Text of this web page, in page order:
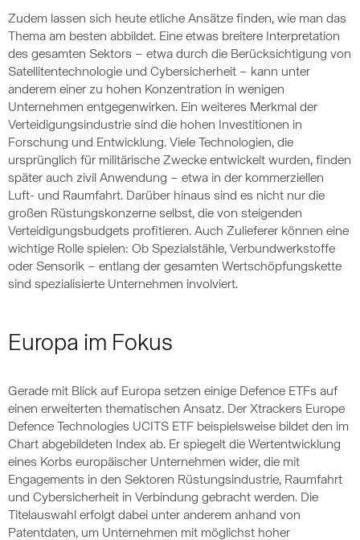
Zudem lassen sich heute etliche Ansätze finden, wie man das
Thema am besten abbildet. Eine etwas breitere Interpretation
des gesamten Sektors – etwa durch die Berücksichtigung von
Satellitentechnologie und Cybersicherheit – kann unter
anderem einer zu hohen Konzentration in wenigen
Unternehmen entgegenwirken. Ein weiteres Merkmal der
Verteidigungsindustrie sind die hohen Investitionen in
Forschung und Entwicklung. Viele Technologien, die
ursprünglich für militärische Zwecke entwickelt wurden, finden
später auch zivil Anwendung – etwa in der kommerziellen
Luft- und Raumfahrt. Darüber hinaus sind es nicht nur die
großen Rüstungskonzerne selbst, die von steigenden
Verteidigungsbudgets profitieren. Auch Zulieferer können eine
wichtige Rolle spielen: Ob Spezialstähle, Verbundwerkstoffe
oder Sensorik – entlang der gesamten Wertschöpfungskette
sind spezialisierte Unternehmen involviert.
Europa im Fokus
Gerade mit Blick auf Europa setzen einige Defence ETFs auf
einen erweiterten thematischen Ansatz. Der Xtrackers Europe
Defence Technologies UCITS ETF beispielsweise bildet den im
Chart abgebildeten Index ab. Er spiegelt die Wertentwicklung
eines Korbs europäischer Unternehmen wider, die mit
Engagements in den Sektoren Rüstungsindustrie, Raumfahrt
und Cybersicherheit in Verbindung gebracht werden. Die
Titelauswahl erfolgt dabei unter anderem anhand von
Patentdaten, um Unternehmen mit möglichst hoher